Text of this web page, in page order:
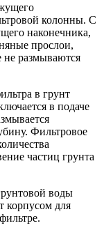
колонны. C
наконечника,
прослои,
не размываются
в грунт
в подаче
Фильтровое
частиц грунта
воды
корпусом для